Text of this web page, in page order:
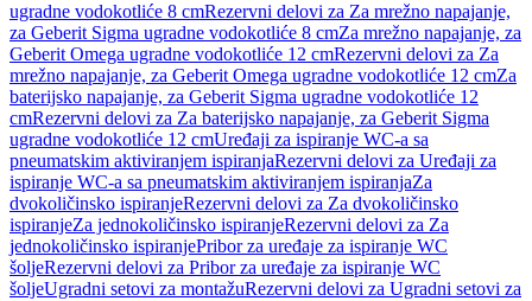
ugradne vodokotliće 8 cmRezervni delovi za Za mrežno napajanje,
za Geberit Sigma ugradne vodokotliće 8 cmZa mrežno napajanje, za
Geberit Omega ugradne vodokotliće 12 cmRezervni delovi za Za
mrežno napajanje, za Geberit Omega ugradne vodokotliće 12 cmZa
baterijsko napajanje, za Geberit Sigma ugradne vodokotliće 12
cmRezervni delovi za Za baterijsko napajanje, za Geberit Sigma
ugradne vodokotliće 12 cmUređaji za ispiranje WC-a sa
pneumatskim aktiviranjem ispiranjaRezervni delovi za Uređaji za
ispiranje WC-a sa pneumatskim aktiviranjem ispiranjaZa
dvokoličinsko ispiranjeRezervni delovi za Za dvokoličinsko
ispiranjeZa jednokoličinsko ispiranjeRezervni delovi za Za
jednokoličinsko ispiranjePribor za uređaje za ispiranje WC
šoljeRezervni delovi za Pribor za uređaje za ispiranje WC
šoljeUgradni setovi za montažuRezervni delovi za Ugradni setovi za